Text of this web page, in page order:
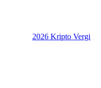
2026 Kripto Vergi